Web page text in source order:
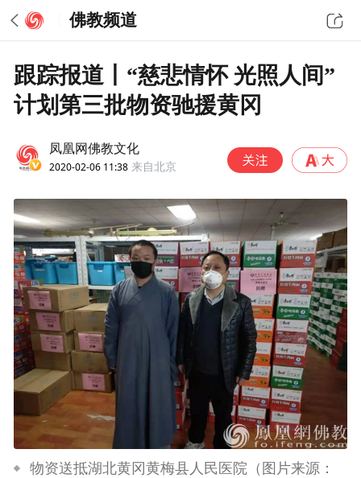
佛教频道
跟踪报道丨“慈悲情怀 光照人间”
计划第三批物资驰援黄冈
凤凰网佛教文化
2020-02-06 11:38 来自北京
物资送抵湖北黄冈黄梅县人民医院（图片来源：